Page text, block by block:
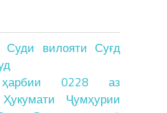
вилояти Суғд
0228 аз
Ҷумҳурии